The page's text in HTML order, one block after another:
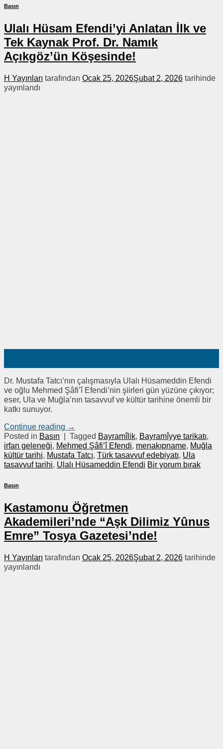
Basın
Ulalı Hüsam Efendi’yi Anlatan İlk ve
Tek Kaynak Prof. Dr. Namık
Açıkgöz’ün Köşesinde!
H Yayınları tarafından Ocak 25, 2026Şubat 2, 2026 tarihinde
yayınlandı
Dr. Mustafa Tatcı’nın çalışmasıyla Ulalı Hüsameddin Efendi
ve oğlu Mehmed Şâfi’î Efendi’nin şiirleri gün yüzüne çıkıyor;
eser, Ula ve Muğla’nın tasavvuf ve kültür tarihine önemli bir
katkı sunuyor.
Continue reading →
Posted in Basın Tagged Bayramîlik, Bayramîyye tarikatı,
irfan geleneği, Mehmed Şâfi’î Efendi, menakıpname, Muğla
kültür tarihi, Mustafa Tatcı, Türk tasavvuf edebiyatı, Ula
tasavvuf tarihi, Ulalı Hüsameddin Efendi Bir yorum bırak
Basın
Kastamonu Öğretmen
Akademileri’nde “Aşk Dilimiz Yûnus
Emre” Tosya Gazetesi’nde!
H Yayınları tarafından Ocak 25, 2026Şubat 2, 2026 tarihinde
yayınlandı